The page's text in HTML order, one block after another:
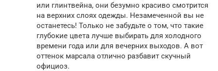
или глинтвейна, они безумно красиво смотрится
на верхних слоях одежды. Незамеченной вы не
останетесь! Только не забудьте о том, что такие
глубокие цвета лучше выбирать для холодного
времени года или для вечерних выходов. А вот
оттенок марсала отлично разбавит скучный
официоз.